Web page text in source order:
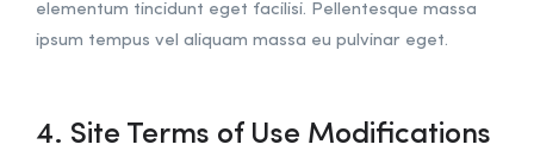
elementum tincidunt eget facilisi. Pellentesque massa
ipsum tempus vel aliquam massa eu pulvinar eget.
4. Site Terms of Use Modifications